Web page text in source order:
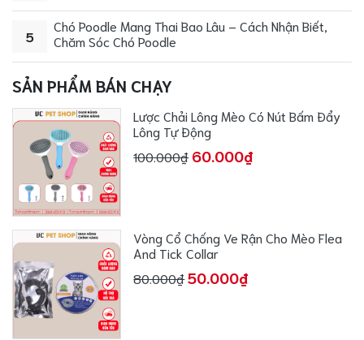
5
Chó Poodle Mang Thai Bao Lâu – Cách Nhận Biết,
Chăm Sóc Chó Poodle
SẢN PHẨM BÁN CHẠY
Lược Chải Lông Mèo Có Nút Bấm Đẩy
Lông Tự Động
100.000₫ 60.000₫
Vòng Cổ Chống Ve Rận Cho Mèo Flea
And Tick Collar
80.000₫50.000₫